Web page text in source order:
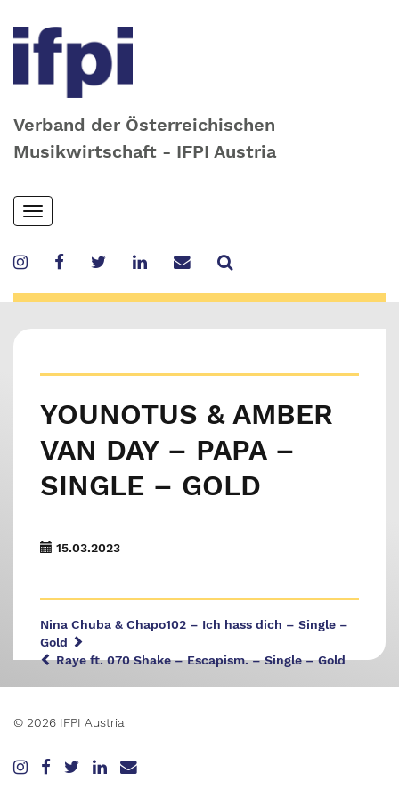
Verband der Österreichischen
Musikwirtschaft - IFPI Austria
Skip
to
content
Toggle
navigation
YOUNOTUS & AMBER
VAN DAY – PAPA –
SINGLE – GOLD
15.03.2023
Nina Chuba & Chapo102 – Ich hass dich – Single –
Gold
Raye ft. 070 Shake – Escapism. – Single – Gold
© 2026 IFPI Austria